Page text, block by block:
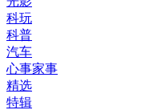
科玩
科普
汽车
心事家事
精选
特辑